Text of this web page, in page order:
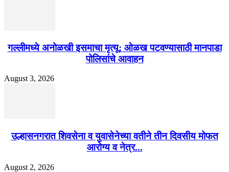
गल्लीमध्ये अनोळखी इसमाचा मृत्यू; ओळख पटवण्यासाठी मानपाडा
पोलिसांचे आवाहन
August 3, 2026
उल्हासनगरात शिवसेना व युवासेनेच्या वतीने तीन दिवसीय मोफत
आरोग्य व नेत्र...
August 2, 2026